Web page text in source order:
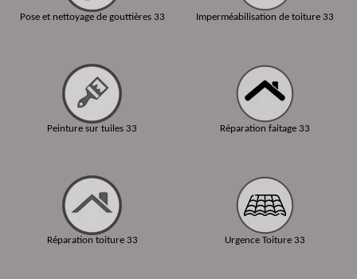
Pose et nettoyage de gouttières 33
Peinture sur tuiles 33
Réparation toiture 33
Imperméabilisation de toiture 33
Réparation faitage 33
Urgence Toiture 33